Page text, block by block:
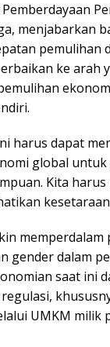
menjabarkan
pemulihan
ke arah
harus dapat
global
Kita harus
memperdalam
gender dalam
saat ini
UMKM milik